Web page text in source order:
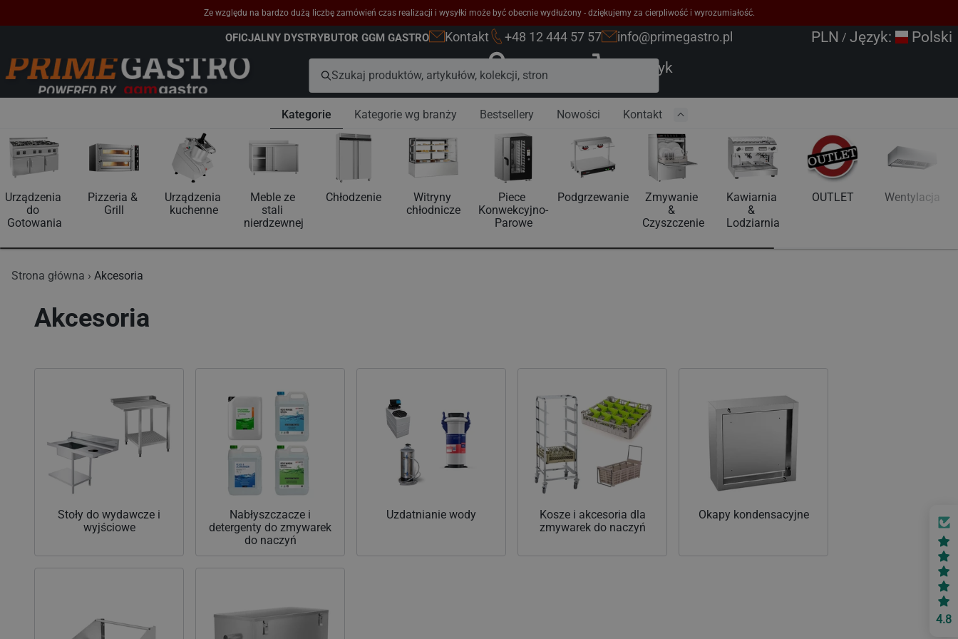
Ze względu na bardzo dużą liczbę zamówień czas realizacji i wysyłki może być obecnie wydłużony - dziękujemy za cierpliwość i wyrozumiałość.
OFICJALNY DYSTRYBUTOR GGM GASTRO Kontakt +48 12 444 57 57 info@primegastro.pl PLN / Język:
Polski
Zaloguj się
Koszyk
Kategorie
Urządzenia
do
Gotowania
Pizzeria &
Grill
Urządzenia
kuchenne
Meble ze
stali
nierdzewnej
Chłodzenie
Witryny
chłodnicze
Piece
Konwekcyjno-
Parowe
Podgrzewanie
Zmywanie
&
Czyszczenie
Kawiarnia
&
Lodziarnia
OUTLET Wentylacja
Kategorie wg branży Bestsellery Nowości Kontakt
Akcesoria
Strona główna Akcesoria
Akcesoria
Stoły do wydawcze i
wyjściowe
Nabłyszczacze i
detergenty do zmywarek
do naczyń
Uzdatnianie wody
Kosze i akcesoria dla
zmywarek do naczyń
Okapy kondensacyjne
4.8